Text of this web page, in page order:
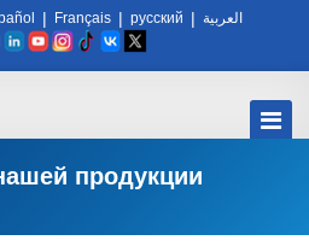
| Français | русский | العربية
продукции